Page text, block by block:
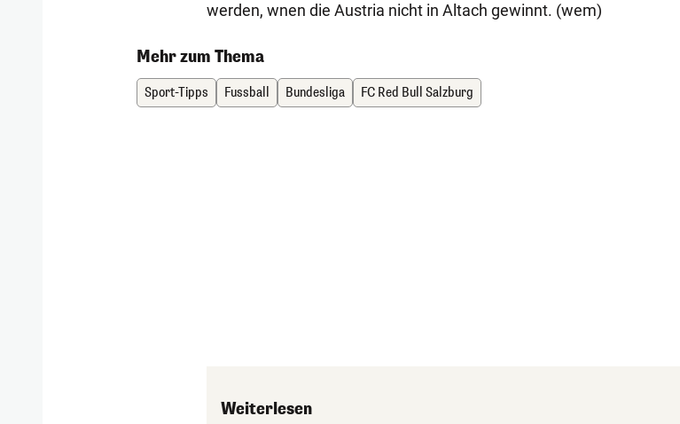
werden, wnen die Austria nicht in Altach gewinnt. (wem)
Mehr zum Thema
Sport-Tipps Fussball Bundesliga FC Red Bull Salzburg
Weiterlesen